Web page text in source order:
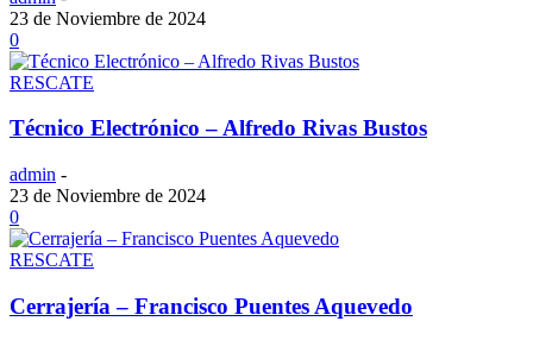
23 de Noviembre de 2024
0
RESCATE
Técnico Electrónico – Alfredo Rivas Bustos
admin -
23 de Noviembre de 2024
0
RESCATE
Cerrajería – Francisco Puentes Aquevedo